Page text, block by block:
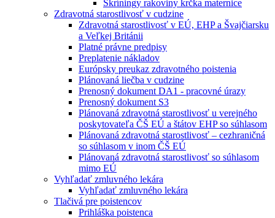
Skríningy rakoviny krčka maternice
Zdravotná starostlivosť v cudzine
Zdravotná starostlivosť v EÚ, EHP a Švajčiarsku
a Veľkej Británii
Platné právne predpisy
Preplatenie nákladov
Európsky preukaz zdravotného poistenia
Plánovaná liečba v cudzine
Prenosný dokument DA1 - pracovné úrazy
Prenosný dokument S3
Plánovaná zdravotná starostlivosť u verejného
poskytovateľa ČŠ EÚ a štátov EHP so súhlasom
Plánovaná zdravotná starostlivosť – cezhraničná
so súhlasom v inom ČŠ EÚ
Plánovaná zdravotná starostlivosť so súhlasom
mimo EÚ
Vyhľadať zmluvného lekára
Vyhľadať zmluvného lekára
Tlačivá pre poistencov
Prihláška poistenca